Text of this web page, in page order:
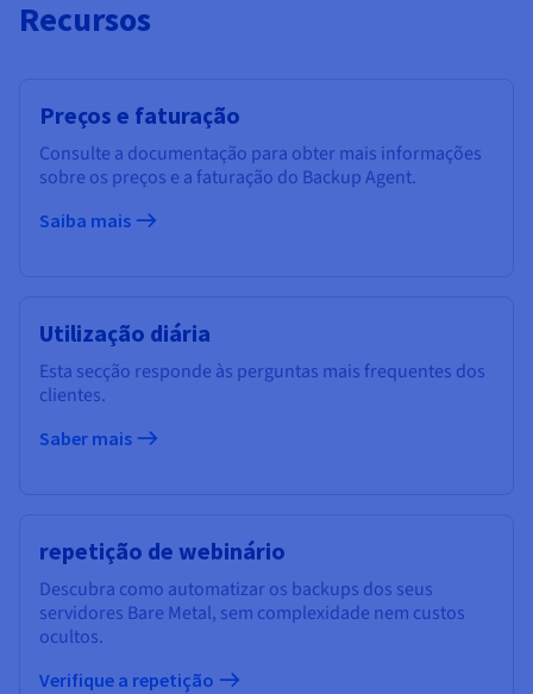
Recursos
Preços e faturação
Consulte a documentação para obter mais informações
sobre os preços e a faturação do Backup Agent.
Saiba mais
Utilização diária
Esta secção responde às perguntas mais frequentes dos
clientes.
Saber mais
repetição de webinário
Descubra como automatizar os backups dos seus
servidores Bare Metal, sem complexidade nem custos
ocultos.
Verifique a repetição